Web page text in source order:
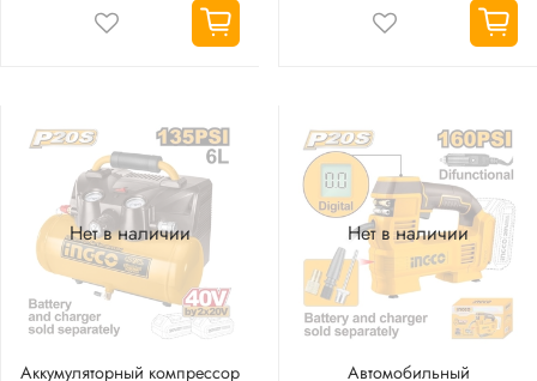
Нет в наличии
Аккумуляторный компрессор
Нет в наличии
Автомобильный